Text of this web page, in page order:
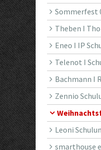
Sommerfest
Theben I
Eneo I IP
Telenot I
Bachmann I
Zennio
Leoni
smarthouse